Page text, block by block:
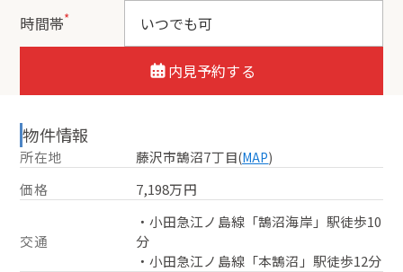
時間帯*
内見予約する
物件情報
所在地 藤沢市鵠沼7丁目(MAP)
価格 7,198万円
交通
・小田急江ノ島線「鵠沼海岸」駅徒歩10
分
・小田急江ノ島線「本鵠沼」駅徒歩12分